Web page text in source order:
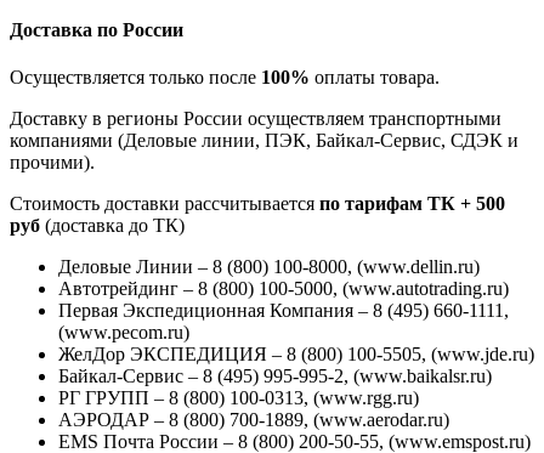
Доставка по России
Осуществляется только после 100% оплаты товара.
Доставку в регионы России осуществляем транспортными
компаниями (Деловые линии, ПЭК, Байкал-Сервис, СДЭК и
прочими).
Стоимость доставки рассчитывается по тарифам ТК + 500
руб (доставка до ТК)
Деловые Линии – 8 (800) 100-8000, (www.dellin.ru)
Автотрейдинг – 8 (800) 100-5000, (www.autotrading.ru)
Первая Экспедиционная Компания – 8 (495) 660-1111,
(www.pecom.ru)
ЖелДор ЭКСПЕДИЦИЯ – 8 (800) 100-5505, (www.jde.ru)
Байкал-Сервис – 8 (495) 995-995-2, (www.baikalsr.ru)
РГ ГРУПП – 8 (800) 100-0313, (www.rgg.ru)
АЭРОДАР – 8 (800) 700-1889, (www.aerodar.ru)
EMS Почта России – 8 (800) 200-50-55, (www.emspost.ru)